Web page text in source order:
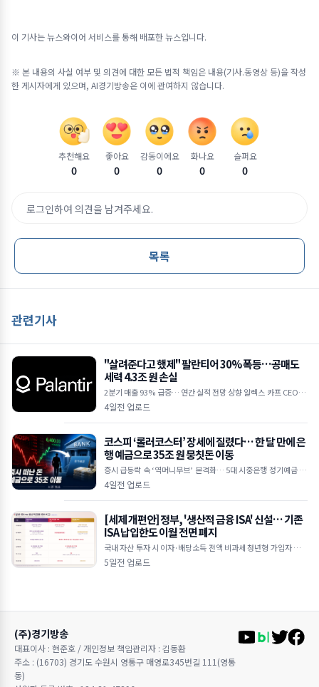
이 기사는 뉴스와이어 서비스를 통해 배포한 뉴스입니다.
※ 본 내용의 사실 여부 및 의견에 대한 모든 법적 책임은 내용(기사.동영상 등)을 작성
한 게시자에게 있으며, AI경기방송은 이에 관여하지 않습니다.
추천해요
0
좋아요
0
감동이에요
0
화나요
0
슬퍼요
0
로그인하여 의견을 남겨주세요.
목록
관련기사
"살려준다고 했제" 팔란티어 30% 폭등…공매도
세력 4.3조 원 손실
2분기 매출 93% 급증… 연간 실적 전망 상향 알렉스 카프 CEO "A
I 수요 상상을 초월하는 수준" 하루 만에 30억 달러 손실… 공매도
4일전 업로드
코스피 ‘롤러코스터’ 장세에 질렸다… 한 달 만에 은
행 예금으로 35조 원 뭉칫돈 이동
증시 급등락 속 ‘역머니무브’ 본격화… 5대 시중은행 정기예금 35
조 원 급증 한국은행 기준금리 인상 여파, 연 3%대 예금 금리 매력
4일전 업로드
[세제 개편안] 정부, '생산적 금융 ISA' 신설… 기존
ISA 납입한도 이월 전면 폐지
국내 자산 투자 시 이자·배당소득 전액 비과세 청년형 가입자 납입
액 10% 추가 소득공제 기존 일반 ISA는 납입한도 이월 폐지 및 최
5일전 업로드
(주)경기방송
대표이사 : 현준호 / 개인정보 책임관리자 : 김동환
주소 : (16703) 경기도 수원시 영통구 매영로345번길 111(영통
동)